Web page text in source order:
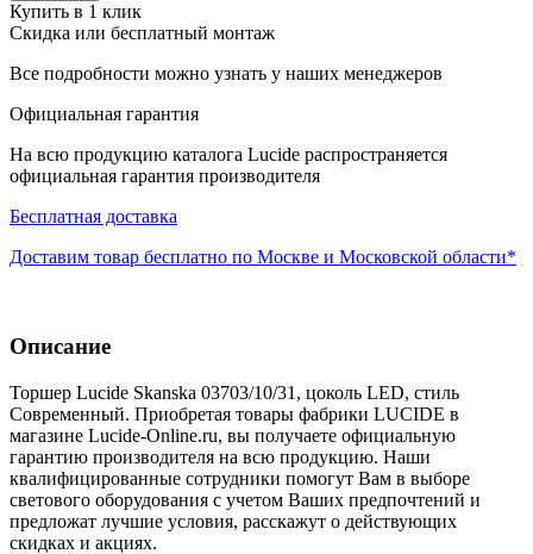
Купить в 1 клик
Скидка или бесплатный монтаж
Все подробности можно узнать у наших менеджеров
Официальная гарантия
На всю продукцию каталога Lucide распространяется
официальная гарантия производителя
Бесплатная доставка
Доставим товар бесплатно по Москве и Московской области*
Описание
Торшер Lucide Skanska 03703/10/31, цоколь LED, стиль
Современный. Приобретая товары фабрики LUCIDE в
магазине Lucide-Online.ru, вы получаете официальную
гарантию производителя на всю продукцию. Наши
квалифицированные сотрудники помогут Вам в выборе
светового оборудования с учетом Ваших предпочтений и
предложат лучшие условия, расскажут о действующих
скидках и акциях.